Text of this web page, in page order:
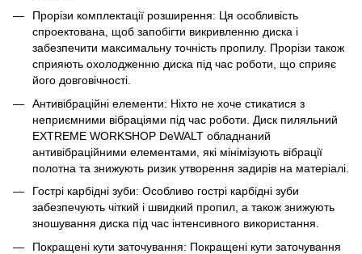
Прорізи комплектації розширення: Ця особливість
спроектована, щоб запобігти викривленню диска і
забезпечити максимальну точність пропилу. Прорізи також
сприяють охолодженню диска під час роботи, що сприяє
його довговічності.
Антивібраційні елементи: Ніхто не хоче стикатися з
неприємними вібраціями під час роботи. Диск пиляльний
EXTREME WORKSHOP DeWALT обладнаний
антивібраційними елементами, які мінімізують вібрації
полотна та знижують ризик утворення задирів на матеріалі.
Гострі карбідні зуби: Особливо гострі карбідні зуби
забезпечують чіткий і швидкий пропил, а також знижують
зношування диска під час інтенсивного використання.
Покращені кути заточування: Покращені кути заточування